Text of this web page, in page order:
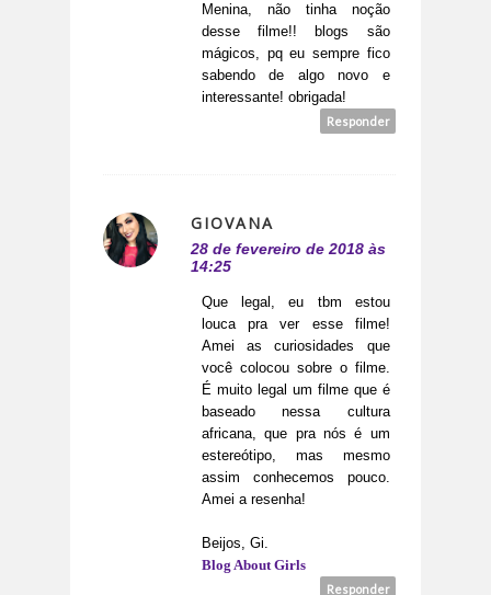
Menina, não tinha noção
desse filme!! blogs são
mágicos, pq eu sempre fico
sabendo de algo novo e
interessante! obrigada!
Responder
GIOVANA
28 de fevereiro de 2018 às
14:25
Que legal, eu tbm estou
louca pra ver esse filme!
Amei as curiosidades que
você colocou sobre o filme.
É muito legal um filme que é
baseado nessa cultura
africana, que pra nós é um
estereótipo, mas mesmo
assim conhecemos pouco.
Amei a resenha!
Beijos, Gi.
Blog About Girls
Responder